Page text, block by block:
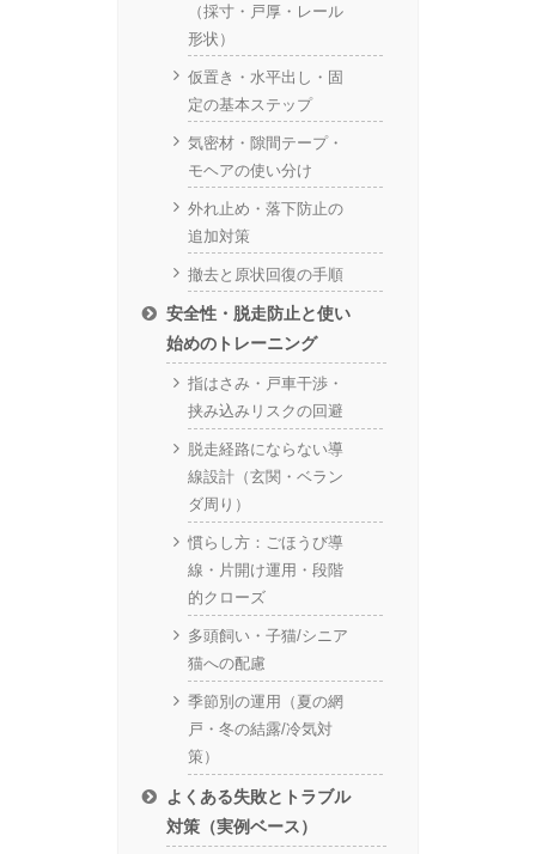
（採寸・戸厚・レール
形状）
仮置き・水平出し・固
定の基本ステップ
気密材・隙間テープ・
モヘアの使い分け
外れ止め・落下防止の
追加対策
撤去と原状回復の手順
安全性・脱走防止と使い
始めのトレーニング
指はさみ・戸車干渉・
挟み込みリスクの回避
脱走経路にならない導
線設計（玄関・ベラン
ダ周り）
慣らし方：ごほうび導
線・片開け運用・段階
的クローズ
多頭飼い・子猫/シニア
猫への配慮
季節別の運用（夏の網
戸・冬の結露/冷気対
策）
よくある失敗とトラブル
対策（実例ベース）